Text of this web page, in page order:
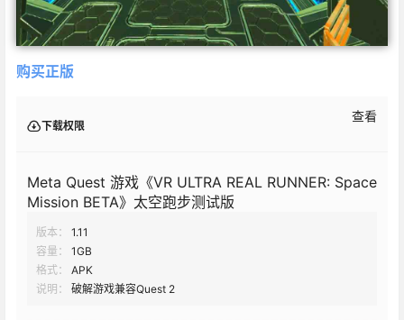
购买正版
下载权限
查看
Meta Quest 游戏《VR ULTRA REAL RUNNER: Space
Mission BETA》太空跑步测试版
版本：
1.11
容量：
1GB
格式：
APK
说明：
破解游戏兼容Quest 2